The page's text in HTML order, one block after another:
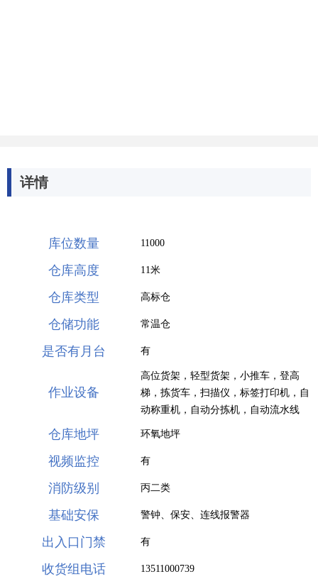
详情
库位数量 11000
仓库高度 11米
仓库类型 高标仓
仓储功能 常温仓
是否有月台 有
作业设备
高位货架，轻型货架，小推车，登高
梯，拣货车，扫描仪，标签打印机，自
动称重机，自动分拣机，自动流水线
仓库地坪 环氧地坪
视频监控 有
消防级别 丙二类
基础安保 警钟、保安、连线报警器
出入口门禁 有
收货组电话 13511000739